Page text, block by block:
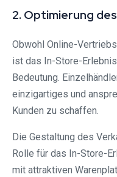
2. Optimierung
Obwohl Online-
ist das In-Store-
Bedeutung.
einzigartiges und
Kunden zu schaffen.
Die Gestaltung des
Rolle für das In-Store-
mit attraktiven